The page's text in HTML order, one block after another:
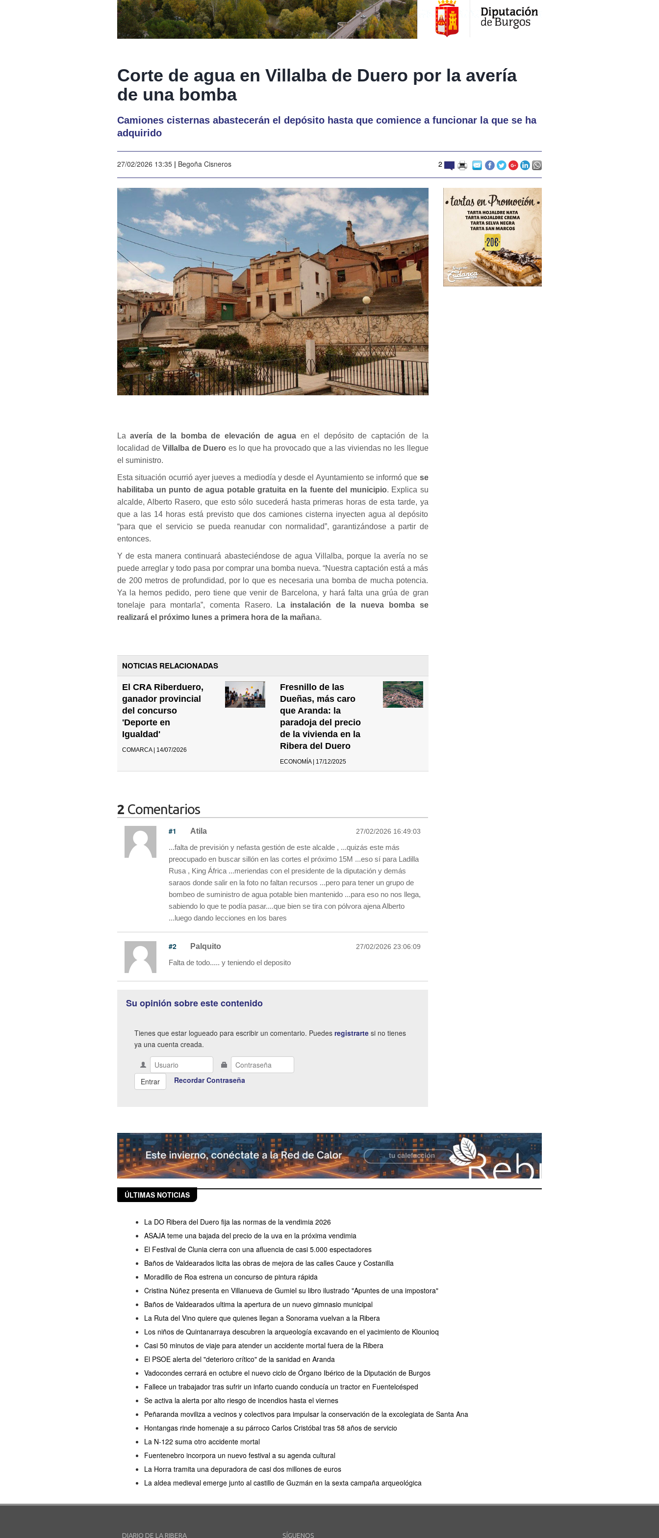
Corte de agua en Villalba de Duero por la avería
de una bomba
Camiones cisternas abastecerán el depósito hasta que comience a funcionar la que se ha
adquirido
27/02/2026 13:35 | Begoña Cisneros 2
Laavería de la bomba de elevación de agua en el depósito de captación de la
localidad deVillalba de Duero es lo que ha provocado que a las viviendas no les llegue
el suministro.
Esta situación ocurrió ayer jueves a mediodía y desde el Ayuntamiento se informó que se
habilitaba un punto de agua potable gratuita en la fuente del municipio. Explica su
alcalde, Alberto Rasero, que esto sólo sucederá hasta primeras horas de esta tarde, ya
que a las 14 horas está previsto que dos camiones cisterna inyecten agua al depósito
“para que el servicio se pueda reanudar con normalidad”, garantizándose a partir de
entonces.
Y de esta manera continuará abasteciéndose de agua Villalba, porque la avería no se
puede arreglar y todo pasa por comprar una bomba nueva. “Nuestra captación está a más
de 200 metros de profundidad, por lo que es necesaria una bomba de mucha potencia.
Ya la hemos pedido, pero tiene que venir de Barcelona, y hará falta una grúa de gran
tonelaje para montarla”, comenta Rasero. La instalación de la nueva bomba se
realizará el próximo lunes a primera hora de la mañana.
NOTICIAS RELACIONADAS
El CRA Riberduero,
ganador provincial
del concurso
'Deporte en
Igualdad'
COMARCA | 14/07/2026
Fresnillo de las
Dueñas, más caro
que Aranda: la
paradoja del precio
de la vivienda en la
Ribera del Duero
ECONOMÍA | 17/12/2025
2 Comentarios
#1 Atila 27/02/2026 16:49:03
...falta de previsión y nefasta gestión de este alcalde , ...quizás este más
preocupado en buscar sillón en las cortes el próximo 15M ...eso sí para Ladilla
Rusa , King África ...meriendas con el presidente de la diputación y demás
saraos donde salir en la foto no faltan recursos ...pero para tener un grupo de
bombeo de suministro de agua potable bien mantenido ...para eso no nos llega,
sabiendo lo que te podía pasar....que bien se tira con pólvora ajena Alberto
...luego dando lecciones en los bares
#2 Palquito 27/02/2026 23:06:09
Falta de todo..... y teniendo el deposito
Su opinión sobre este contenido
Tienes que estar logueado para escribir un comentario. Puedes registrarte si no tienes
ya una cuenta creada.
Recordar Contraseña
ÚLTIMAS NOTICIAS
La DO Ribera del Duero fija las normas de la vendimia 2026
ASAJA teme una bajada del precio de la uva en la próxima vendimia
El Festival de Clunia cierra con una afluencia de casi 5.000 espectadores
Baños de Valdearados licita las obras de mejora de las calles Cauce y Costanilla
Moradillo de Roa estrena un concurso de pintura rápida
Cristina Núñez presenta en Villanueva de Gumiel su libro ilustrado "Apuntes de una impostora"
Baños de Valdearados ultima la apertura de un nuevo gimnasio municipal
La Ruta del Vino quiere que quienes llegan a Sonorama vuelvan a la Ribera
Los niños de Quintanarraya descubren la arqueología excavando en el yacimiento de Klounioq
Casi 50 minutos de viaje para atender un accidente mortal fuera de la Ribera
El PSOE alerta del "deterioro crítico" de la sanidad en Aranda
Vadocondes cerrará en octubre el nuevo ciclo de Órgano Ibérico de la Diputación de Burgos
Fallece un trabajador tras sufrir un infarto cuando conducía un tractor en Fuentelcésped
Se activa la alerta por alto riesgo de incendios hasta el viernes
Peñaranda moviliza a vecinos y colectivos para impulsar la conservación de la excolegiata de Santa Ana
Hontangas rinde homenaje a su párroco Carlos Cristóbal tras 58 años de servicio
La N-122 suma otro accidente mortal
Fuentenebro incorpora un nuevo festival a su agenda cultural
La Horra tramita una depuradora de casi dos millones de euros
La aldea medieval emerge junto al castillo de Guzmán en la sexta campaña arqueológica
DIARIO DE LA RIBERA SÍGUENOS